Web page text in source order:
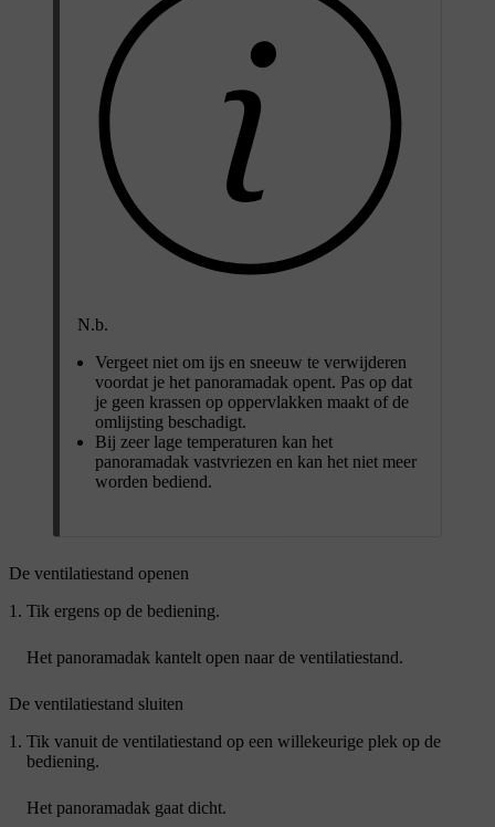
N.b.
Vergeet niet om ijs en sneeuw te verwijderen
voordat je het panoramadak opent. Pas op dat
je geen krassen op oppervlakken maakt of de
omlijsting beschadigt.
Bij zeer lage temperaturen kan het
panoramadak vastvriezen en kan het niet meer
worden bediend.
De ventilatiestand openen
Tik ergens op de bediening.
Het panoramadak kantelt open naar de ventilatiestand.
De ventilatiestand sluiten
Tik vanuit de ventilatiestand op een willekeurige plek op de
bediening.
Het panoramadak gaat dicht.